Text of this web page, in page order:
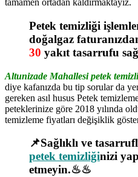
tamamen ortadan kaldırmaktayız.
Petek temizliği
doğalgaz
30 yakıt tasarrufu
Altunizade Mahallesi petek
diye kafanızda bu tip sorular da
gereken asıl husus Petek
peteklerinize göre 2018 yılında
temizleme fiyatları değişiklik
📌Sağlıklı ve
petek temizliğinizi
etmeyin.♨♨